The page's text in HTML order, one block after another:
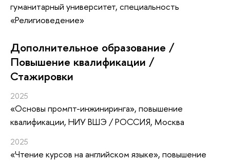
гуманитарный университет, специальность
«Религиоведение»
Дополнительное образование /
Повышение квалификации /
Стажировки
2025
«Основы промпт-инжиниринга», повышение
квалификации, НИУ ВШЭ / РОССИЯ, Москва
2025
«Чтение курсов на английском языке», повышение